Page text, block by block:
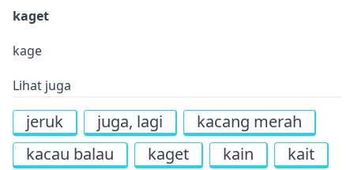
kaget
kage
Lihat juga
jeruk juga, lagi
kacang merah
kacau balau
kaget kain
kait